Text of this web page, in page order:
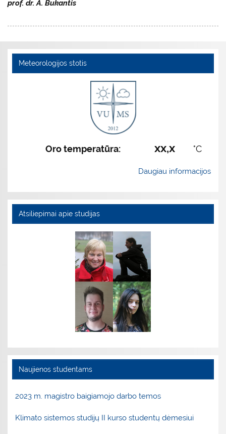
prof. dr. A. Bukantis
Meteorologijos stotis
Oro temperatūra: xx,x °C
Daugiau informacijos
Atsiliepimai apie studijas
Naujienos studentams
2023 m. magistro baigiamojo darbo temos
Klimato sistemos studijų II kurso studentų dėmesiui